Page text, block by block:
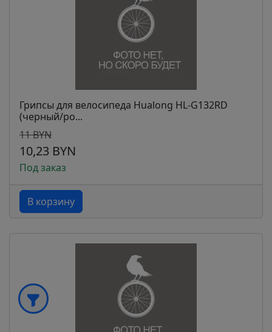
Грипсы для велосипеда Hualong HL-G132RD
(черный/ро...
11 BYN
10,23 BYN
Под заказ
В корзину